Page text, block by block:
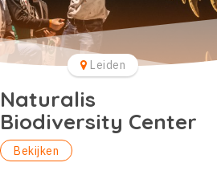
Leiden
Naturalis
Biodiversity Center
Bekijken